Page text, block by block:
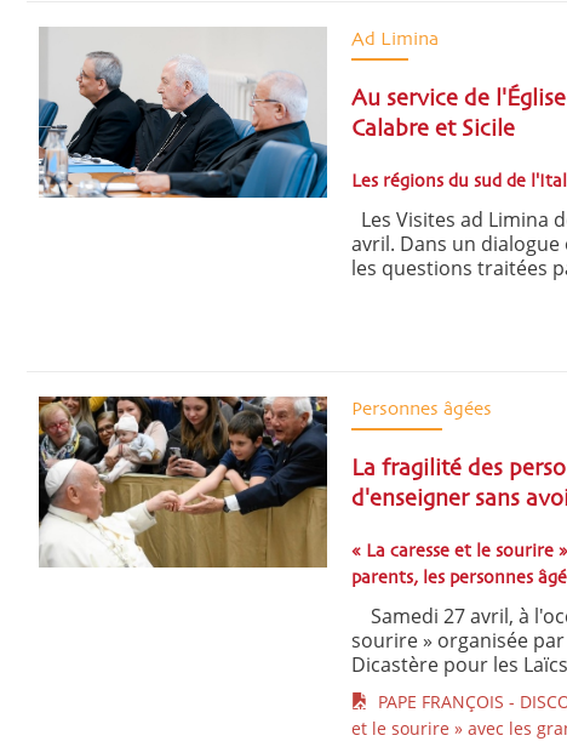
Ad Limina
Au service de
Calabre et Sicile
Les régions du sud de
Les Visites ad Limina
avril. Dans un
les questions traitées
Personnes âgées
La fragilité des
d'enseigner sans
« La caresse et le sourire
parents, les personnes
Samedi 27 avril, à
sourire » organisée
Dicastère pour les
PAPE FRANÇOIS -
et le sourire » avec les